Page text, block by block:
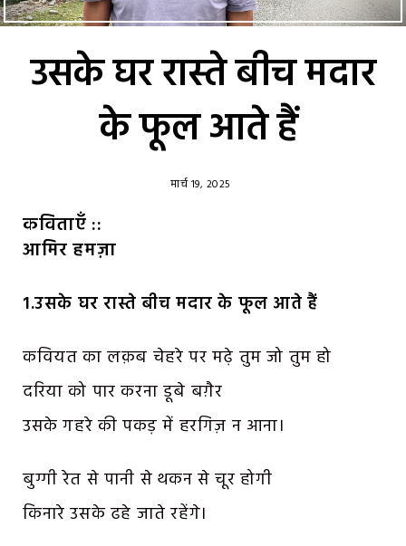
उसके घर रास्ते बीच मदार
के फूल आते हैं
मार्च 19, 2025
कविताएँ ::
आमिर हमज़ा
1.उसके घर रास्ते बीच मदार के फूल आते हैं
कवियत का लक़ब चेहरे पर मढ़े तुम जो तुम हो
दरिया को पार करना डूबे बग़ैर
उसके गहरे की पकड़ में हरगिज़ न आना।
बुग्गी रेत से पानी से थकन से चूर होगी
किनारे उसके ढहे जाते रहेंगे।